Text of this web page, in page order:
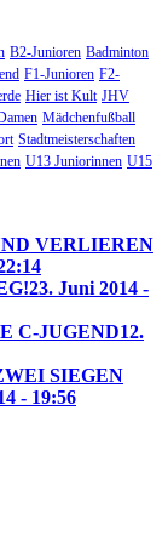
B2-Junioren Badminton
F1-Junioren F2-
Hier ist Kult JHV
Mädchenfußball
Stadtmeisterschaften
U13 Juniorinnen U15
VERLIEREN
23. Juni 2014 -
C-JUGEND12.
SIEGEN
- 19:56